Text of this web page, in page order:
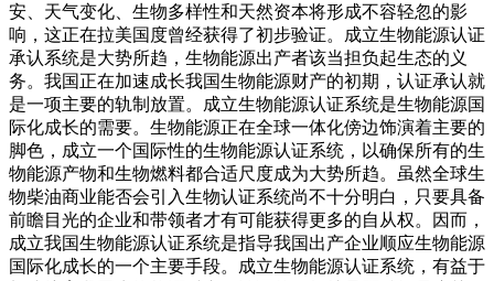
安、天气变化、生物多样性和天然资本将形成不容轻忽的影
响，这正在拉美国度曾经获得了初步验证。成立生物能源认证
承认系统是大势所趋，生物能源出产者该当担负起生态的义
务。我国正在加速成长我国生物能源财产的初期，认证承认就
是一项主要的轨制放置。成立生物能源认证系统是生物能源国
际化成长的需要。生物能源正在全球一体化傍边饰演着主要的
脚色，成立一个国际性的生物能源认证系统，以确保所有的生
物能源产物和生物燃料都合适尺度成为大势所趋。虽然全球生
物柴油商业能否会引入生物认证系统尚不十分明白，只要具备
前瞻目光的企业和带领者才有可能获得更多的自从权。因而，
成立我国生物能源认证系统是指导我国出产企业顺应生物能源
国际化成长的一个主要手段。成立生物能源认证系统，有益于